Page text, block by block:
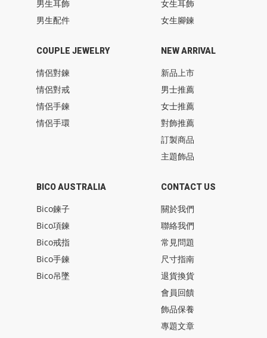
男生耳飾
男生配件
女生耳飾
女生腳鍊
COUPLE JEWELRY
情侶對鍊
情侶對戒
情侶手鍊
情侶手環
BICO AUSTRALIA
Bico鍊子
Bico項鍊
Bico戒指
Bico手鍊
Bico吊墜
NEW ARRIVAL
新品上市
男士推薦
女士推薦
對飾推薦
訂製商品
主題飾品
CONTACT US
關於我們
聯絡我們
常見問題
尺寸指南
退貨換貨
會員回饋
飾品保養
專題文章